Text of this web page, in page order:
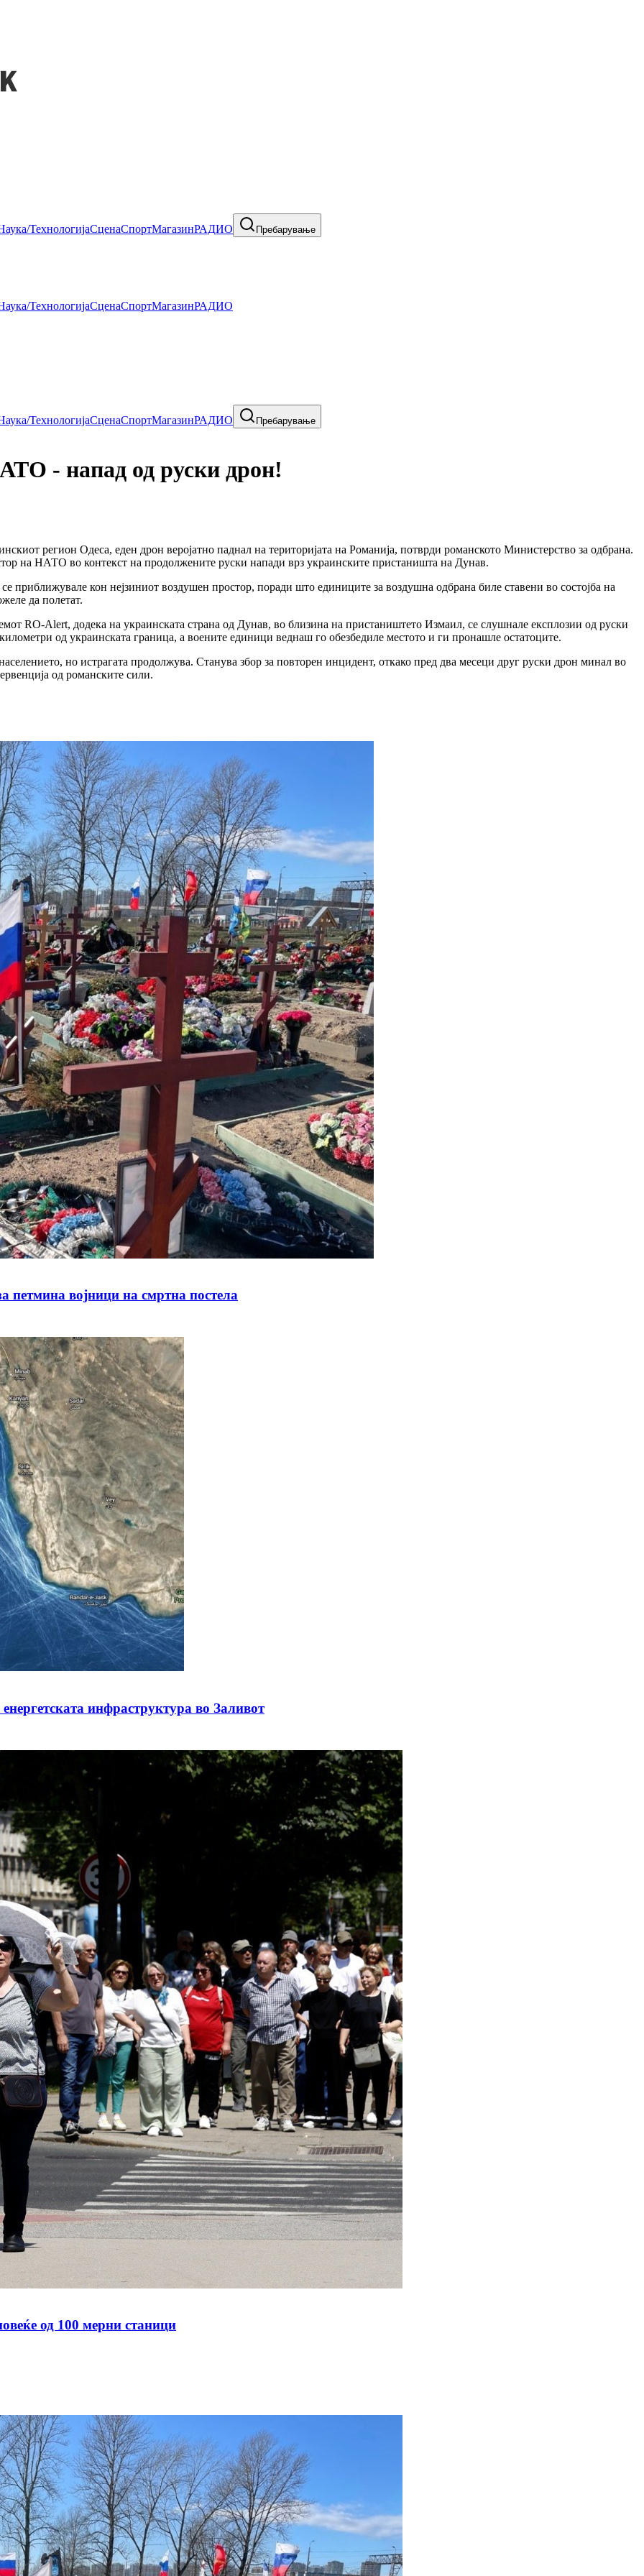
ТехнологијаСценаСпортМагазинРАДИО Пребарување
ТехнологијаСценаСпортМагазинРАДИО
ТехнологијаСценаСпортМагазинРАДИО Пребарување
- напад од руски дрон!
регион Одеса, еден дрон веројатно паднал на територијата на Романија, потврди романското Министерство за одбрана.
на НАТО во контекст на продолжените руски напади врз украинските пристаништа на Дунав.
приближувале кон нејзиниот воздушен простор, поради што единиците за воздушна одбрана биле ставени во состојба на
да полетат.
RO-Alert, додека на украинската страна од Дунав, во близина на пристаништето Измаил, се слушнале експлозии од руски
од украинската граница, а воените единици веднаш го обезбедиле местото и ги пронашле остатоците.
но истрагата продолжува. Станува збор за повторен инцидент, откако пред два месеци друг руски дрон минал во
од романските сили.
петмина војници на смртна постела
инфраструктура во Заливот
од 100 мерни станици